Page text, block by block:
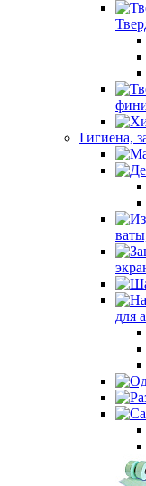
Гигиена,
для